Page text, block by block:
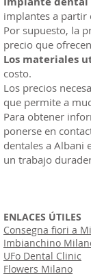
implantes a partir
Por supuesto, la
precio que
Los materiales
costo.
Los precios
que permite a
Para obtener
ponerse en
dentales a Albani
un trabajo
ENLACES ÚTILES
Consegna fiori a
Imbianchino
UFo Dental Clinic
Flowers Milano